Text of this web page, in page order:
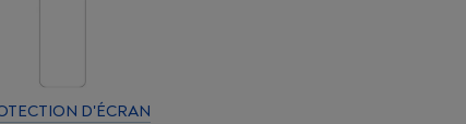
D'ÉCRAN